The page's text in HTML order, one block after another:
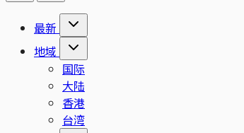
最新
地域
国际
大陆
香港
台湾